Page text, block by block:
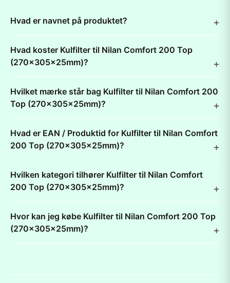
Hvad er navnet på produktet?
Hvad koster Kulfilter til Nilan Comfort 200 Top
(270x305x25mm)?
Hvilket mærke står bag Kulfilter til Nilan Comfort 200
Top (270x305x25mm)?
Hvad er EAN / Produktid for Kulfilter til Nilan Comfort
200 Top (270x305x25mm)?
Hvilken kategori tilhører Kulfilter til Nilan Comfort
200 Top (270x305x25mm)?
Hvor kan jeg købe Kulfilter til Nilan Comfort 200 Top
(270x305x25mm)?